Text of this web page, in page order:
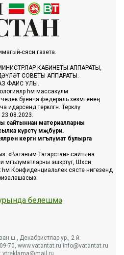
сәяси газета.
КАБИНЕТЫ АППАРАТЫ,
СОВЕТЫ АППАРАТЫ.
ФАИС УЛЫ.
һәм массакүләм
буенча федераль хезмәтенең
теркәлгән. Теркәлү
сайтыннан материалларны
күрсәтү мәҗбүри.
кергән мәгълүмат булырга
«Ватаным Татарстан» сайтына
мәгълүматларны эшкәртүгә, Шәхси
һәм Конфиденциальлек сәясәте нигезендә
белешмә
ш., Декабристлар ур., 2 й.
70, www.vatantat.ru info@vatantat.ru
vtreklama@mail.ru